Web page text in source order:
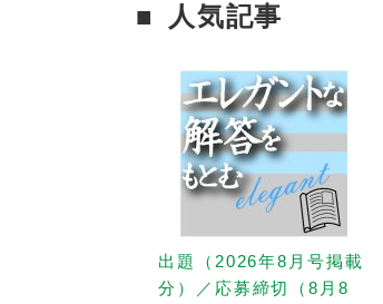
人気記事
出題（2026年8月号掲載
分）／応募締切（8月8